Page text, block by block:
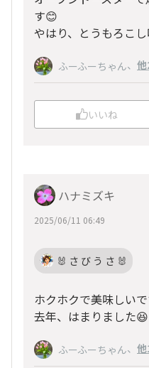
す😊
やはり、とうもろこ
ふーふーちゃん、
いいね
ハナミズキ
2025/06/11 06:49
🐰 さ び う さ 🐰
ホクホクで美味しい
去年、はまりました😆
ふーふーちゃん、 他